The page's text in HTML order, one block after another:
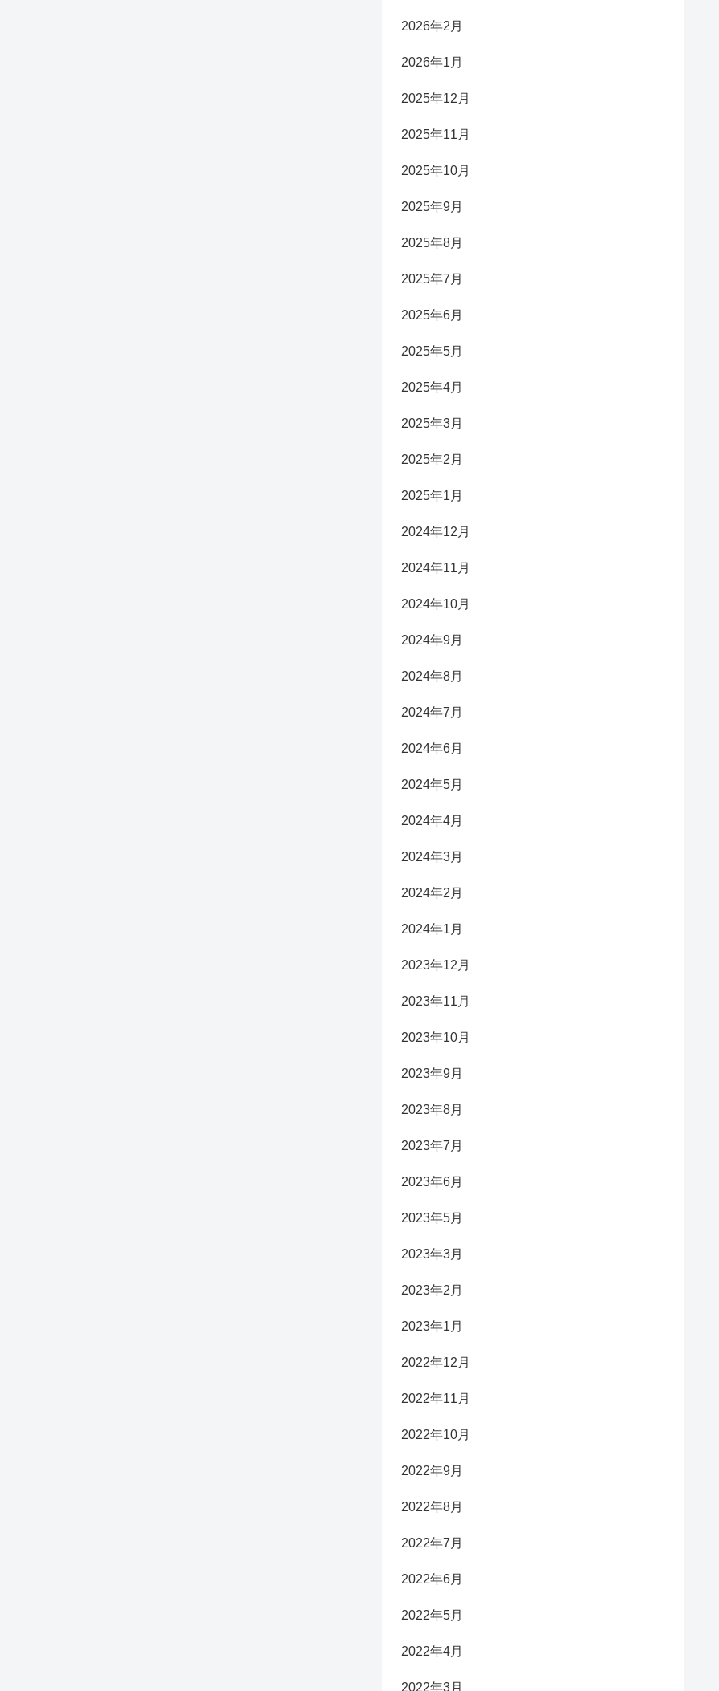
2026年2月
2026年1月
2025年12月
2025年11月
2025年10月
2025年9月
2025年8月
2025年7月
2025年6月
2025年5月
2025年4月
2025年3月
2025年2月
2025年1月
2024年12月
2024年11月
2024年10月
2024年9月
2024年8月
2024年7月
2024年6月
2024年5月
2024年4月
2024年3月
2024年2月
2024年1月
2023年12月
2023年11月
2023年10月
2023年9月
2023年8月
2023年7月
2023年6月
2023年5月
2023年3月
2023年2月
2023年1月
2022年12月
2022年11月
2022年10月
2022年9月
2022年8月
2022年7月
2022年6月
2022年5月
2022年4月
2022年3月